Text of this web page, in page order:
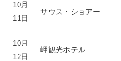
10月
11日
サウス・ショアー
10月
12日
岬観光ホテル